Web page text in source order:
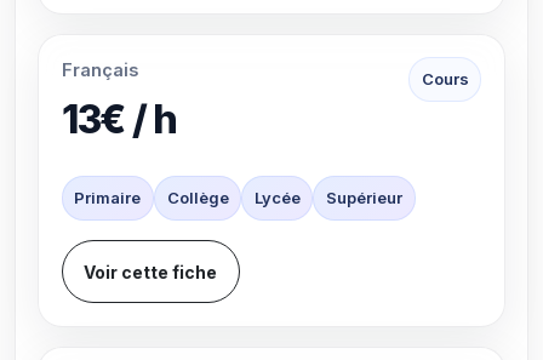
Français
13€ / h
Cours
Primaire Collège Lycée Supérieur
Voir cette fiche